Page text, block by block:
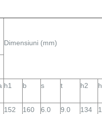
Dimensiuni (mm)
h1 b s t h2
152 160 6.0 9.0 134